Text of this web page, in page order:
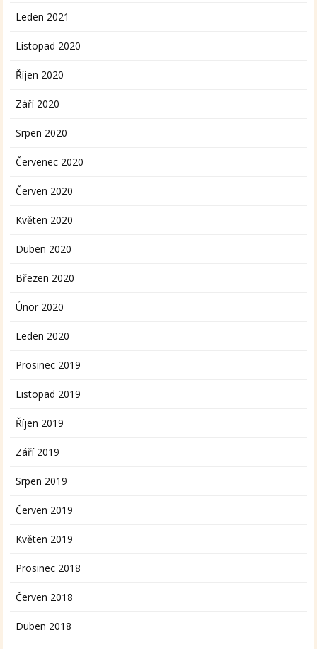
Leden 2021
Listopad 2020
Říjen 2020
Září 2020
Srpen 2020
Červenec 2020
Červen 2020
Květen 2020
Duben 2020
Březen 2020
Únor 2020
Leden 2020
Prosinec 2019
Listopad 2019
Říjen 2019
Září 2019
Srpen 2019
Červen 2019
Květen 2019
Prosinec 2018
Červen 2018
Duben 2018